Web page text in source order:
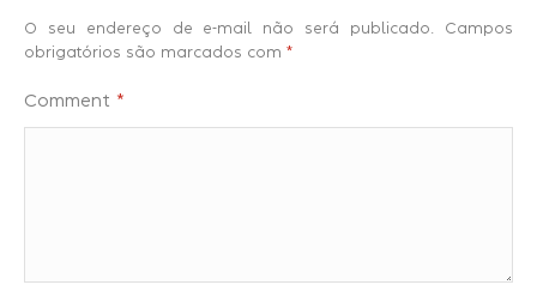
O seu endereço de e-mail não será publicado.
Campos
obrigatórios são marcados com *
Comment *